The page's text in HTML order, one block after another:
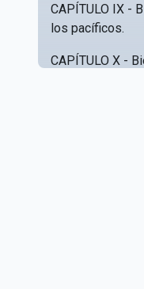
CAPÍTULO IX -
los pacíficos.
CAPÍTULO X -